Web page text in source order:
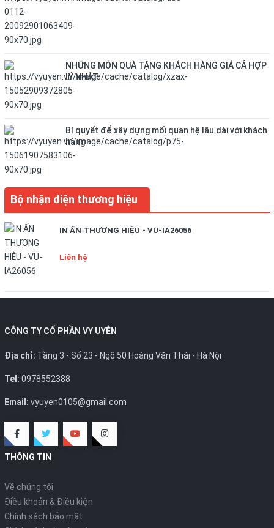
NHỮNG MÓN QUÀ TẶNG KHÁCH HÀNG GIÁ CẢ HỢP
LÝ NHẤT
Bí quyết để xây dựng mối quan hệ lâu dài với khách
hàng
Bộ nhận diện thương hiệu
IN ẤN THƯƠNG HIỆU - VU-IA26056
Liên hệ
CÔNG TY CỔ PHẦN VY UYÊN
Địa chỉ: Tầng 3 - Số 23 - Ngõ 50 Hoàng Văn Thái - Hà Nội
Tel: 0978552388
Email: vyuyen0105@gmail.com
THÔNG TIN
Về chúng tôi
Điều khoản & Điều kiện
Chính sách bảo mật